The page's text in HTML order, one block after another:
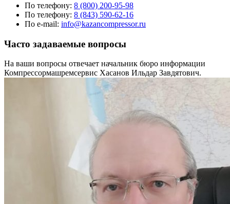
По телефону: 8 (800) 200-95-98
По телефону: 8 (843) 590-62-16
По e-mail: info@kazancompressor.ru
Часто задаваемые вопросы
На ваши вопросы отвечает начальник бюро информации
Компрессормашремсервис Хасанов Ильдар Завдятович.